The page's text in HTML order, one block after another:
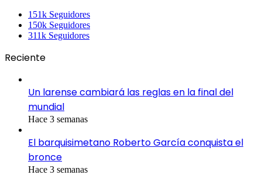
151k Seguidores
150k Seguidores
311k Seguidores
Reciente
Un larense cambiará las reglas en la final del
mundial
Hace 3 semanas
El barquisimetano Roberto García conquista el
bronce
Hace 3 semanas